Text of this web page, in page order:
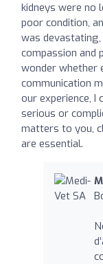
kidneys were no
poor condition,
was
compassion and
wonder whether
communication
our experience, I
serious or
matters to you,
are essential.